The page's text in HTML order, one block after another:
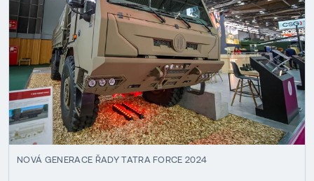
NOVÁ GENERACE ŘADY TATRA FORCE 2024